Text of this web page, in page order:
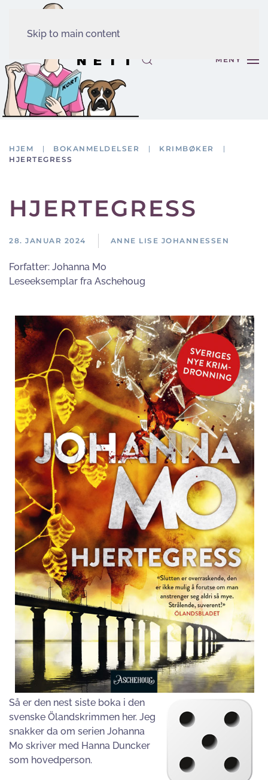
Skip to main content
MENY
HJEM BOKANMELDELSER
KRIMBØKER
HJERTEGRESS
HJERTEGRESS
28. JANUAR 2024 ANNE LISE JOHANNESSEN
Forfatter: Johanna Mo
Leseeksemplar fra Aschehoug
Så er den nest siste boka i den
svenske Ölandskrimmen her. Jeg
snakker da om serien Johanna
Mo skriver med Hanna Duncker
som hovedperson.